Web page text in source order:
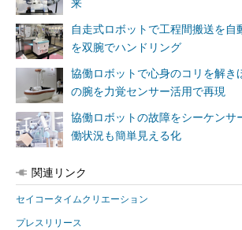
来
自走式ロボットで工程間搬送を自
を双腕でハンドリング
協働ロボットで心身のコリを解き
の腕を力覚センサー活用で再現
協働ロボットの故障をシーケンサ
働状況も簡単見える化
関連リンク
セイコータイムクリエーション
プレスリリース